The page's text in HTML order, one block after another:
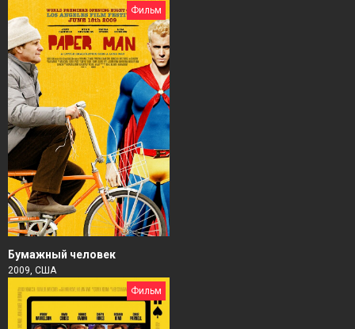
Фильм
Бумажный человек
2009, США
Фильм